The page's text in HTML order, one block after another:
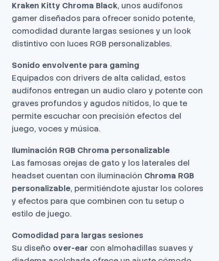
Kraken Kitty Chroma Black, unos audífonos
gamer diseñados para ofrecer sonido potente,
comodidad durante largas sesiones y un look
distintivo con luces RGB personalizables.
Sonido envolvente para gaming
Equipados con drivers de alta calidad, estos
audífonos entregan un audio claro y potente con
graves profundos y agudos nítidos, lo que te
permite escuchar con precisión efectos del
juego, voces y música.
Iluminación RGB Chroma personalizable
Las famosas orejas de gato y los laterales del
headset cuentan con iluminación Chroma RGB
personalizable, permitiéndote ajustar los colores
y efectos para que combinen con tu setup o
estilo de juego.
Comodidad para largas sesiones
Su diseño over-ear con almohadillas suaves y